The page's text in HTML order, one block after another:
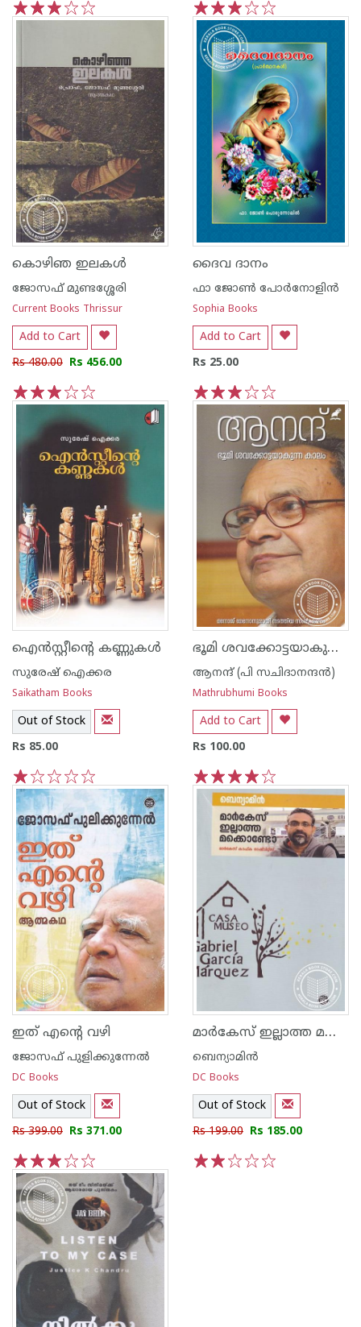
5
4
3
2
1 5
4
3
2
1
കൊഴിഞ ഇലകള്‍
ജോസഫ് മുണ്ടശ്ശേരി
Current Books Thrissur
Add to Cart
Rs 480.00 Rs 456.00
5
4
3
2
1
ദൈവ ദാനം
ഫാ ജോണ്‍ പോര്‍നോളിന്‍
Sophia Books
Add to Cart
Rs 25.00
5
4
3
2
1
ഐന്‍സ്റ്റീന്റെ കണ്ണുകള്‍
സുരേഷ് ഐക്കര
Saikatham Books
Out of Stock
Rs 85.00
5
4
3
2
1
ഭൂമി ശവക്കോട്ടയാകുന്ന കാലം
ആനന്ദ് (പി സചിദാനന്ദന്‍)
Mathrubhumi Books
Add to Cart
Rs 100.00
5
4
3
2
1
ഇത് എന്റെ വഴി
ജോസഫ് പുളിക്കുന്നേല്‍
DC Books
Out of Stock
Rs 399.00 Rs 371.00
5
4
3
2
1
മാര്‍കേസ് ഇല്ലാത്ത മക്കൊണ്ടോ
ബെന്യാമിന്‍
DC Books
Out of Stock
Rs 199.00 Rs 185.00